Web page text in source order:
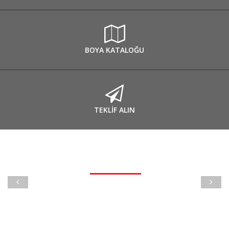
BOYA KATALOĞU
TEKLİF ALIN